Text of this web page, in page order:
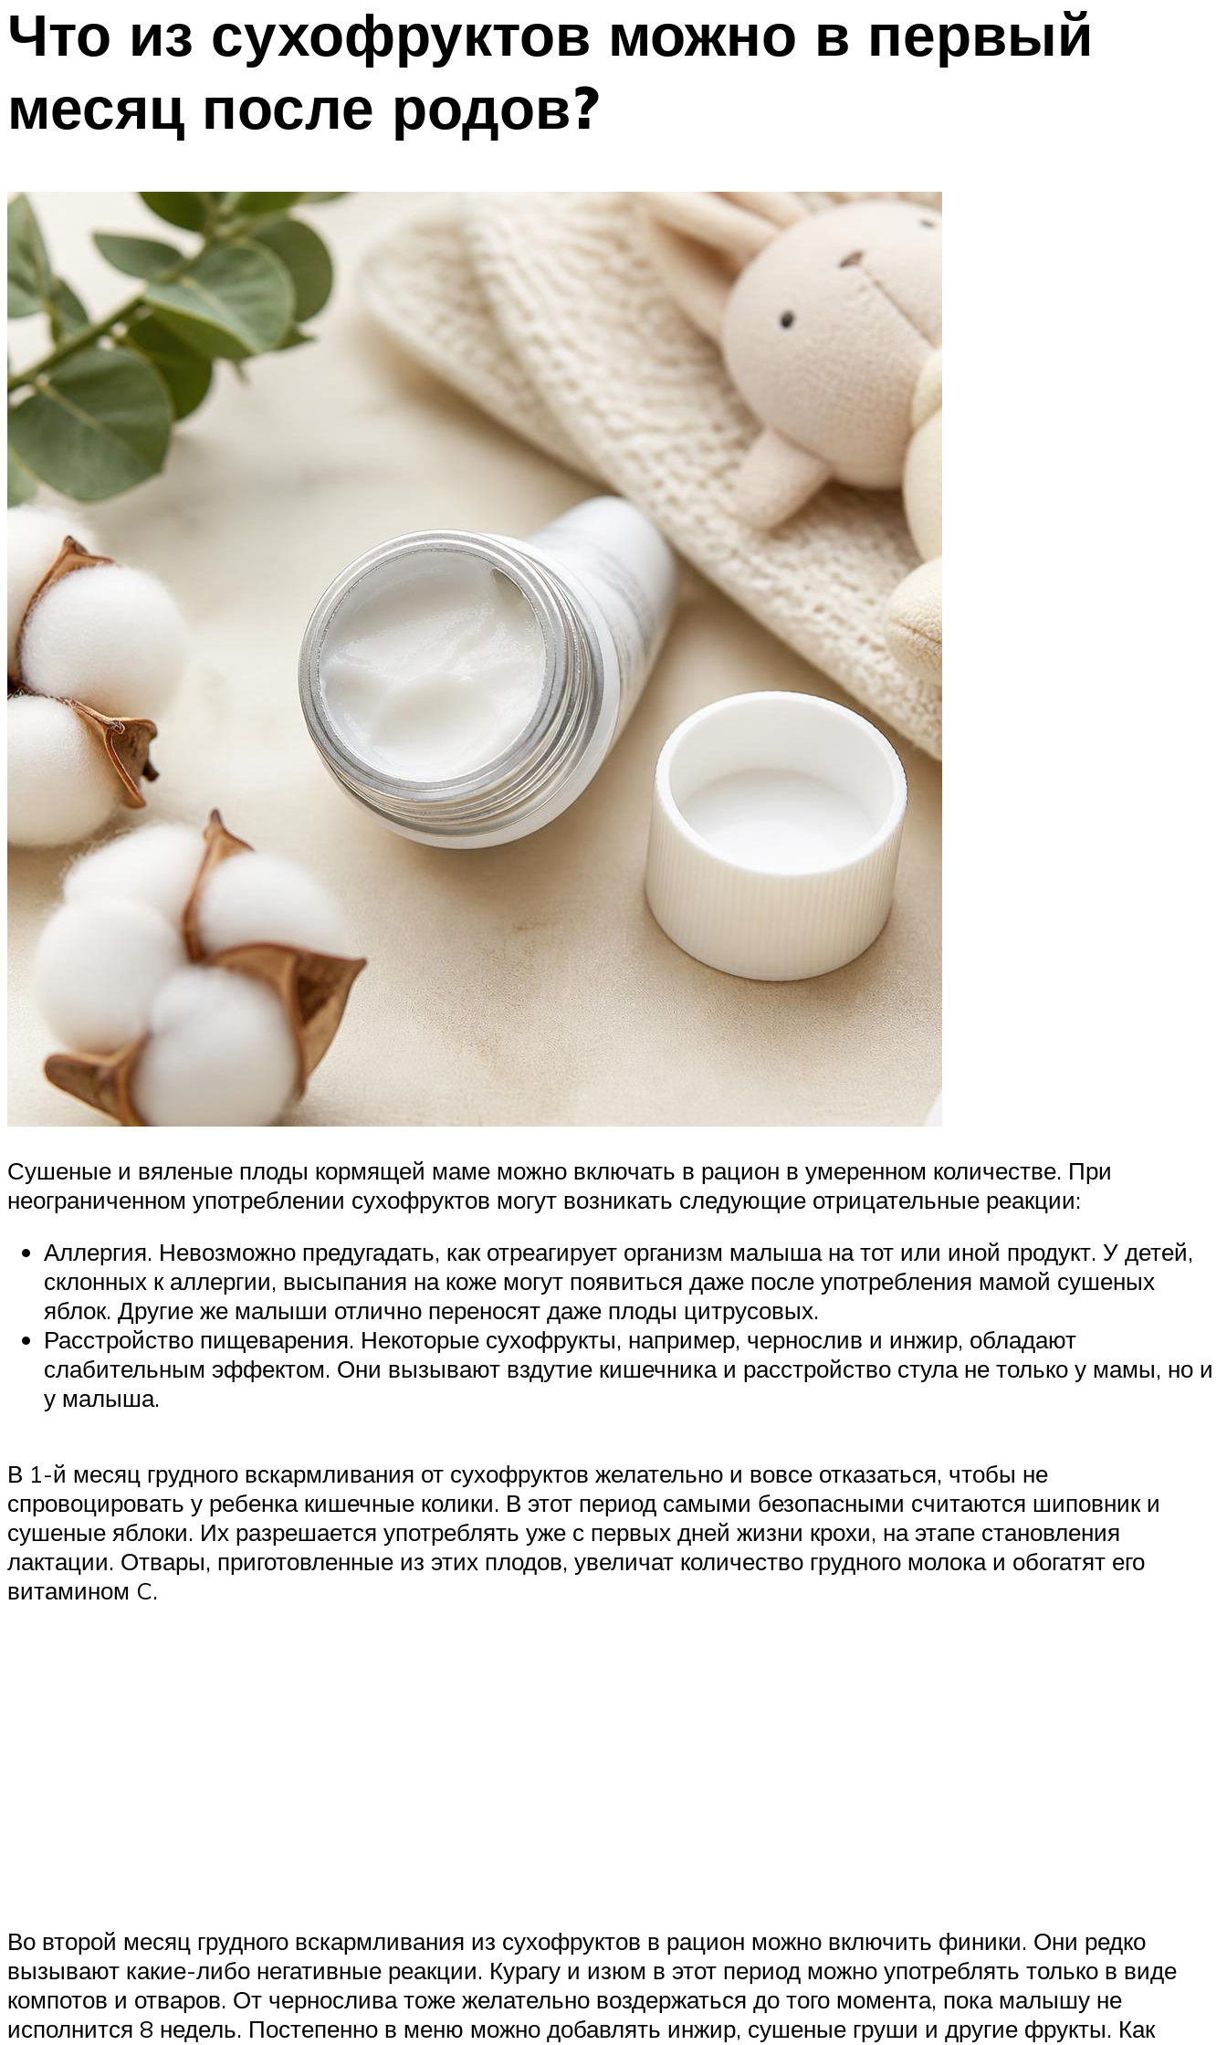
Что из сухофруктов можно в первый
месяц после родов?
Сушеные и вяленые плоды кормящей маме можно включать в рацион в умеренном количестве. При
неограниченном употреблении сухофруктов могут возникать следующие отрицательные реакции:
Аллергия. Невозможно предугадать, как отреагирует организм малыша на тот или иной продукт. У детей,
склонных к аллергии, высыпания на коже могут появиться даже после употребления мамой сушеных
яблок. Другие же малыши отлично переносят даже плоды цитрусовых.
Расстройство пищеварения. Некоторые сухофрукты, например, чернослив и инжир, обладают
слабительным эффектом. Они вызывают вздутие кишечника и расстройство стула не только у мамы, но и
у малыша.
В 1-й месяц грудного вскармливания от сухофруктов желательно и вовсе отказаться, чтобы не
спровоцировать у ребенка кишечные колики. В этот период самыми безопасными считаются шиповник и
сушеные яблоки. Их разрешается употреблять уже с первых дней жизни крохи, на этапе становления
лактации. Отвары, приготовленные из этих плодов, увеличат количество грудного молока и обогатят его
витамином C.
Во второй месяц грудного вскармливания из сухофруктов в рацион можно включить финики. Они редко
вызывают какие-либо негативные реакции. Курагу и изюм в этот период можно употреблять только в виде
компотов и отваров. От чернослива тоже желательно воздержаться до того момента, пока малышу не
исполнится 8 недель. Постепенно в меню можно добавлять инжир, сушеные груши и другие фрукты. Как